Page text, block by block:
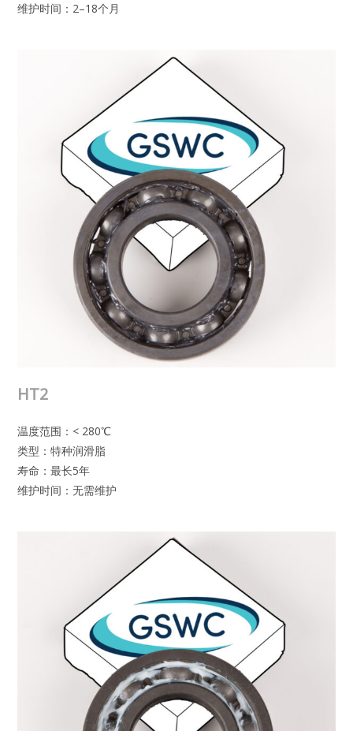
维护时间：2–18个月
HT2
温度范围：< 280℃
类型：特种润滑脂
寿命：最长5年
维护时间：无需维护